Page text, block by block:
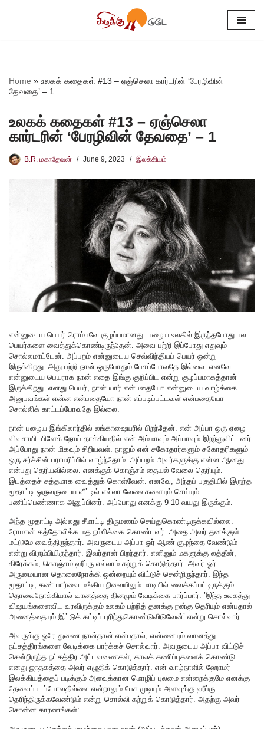
Home » உலகக் கதைகள் #13 – ஏஞ்செலா கார்டரின் ‘பேரழிவின்
தேவதை’ – 1
உலகக் கதைகள் #13 – ஏஞ்செலா
கார்டரின் ‘பேரழிவின் தேவதை’ – 1
B.R. மகாதேவன் June 9, 2023 இலக்கியம்
என்னுடைய பெயர் ரொம்பவே குழப்பமானது. பழைய உலகில் இருந்தபோது பல
பெயர்களை வைத்துக்கொண்டிருந்தேன். அவை பற்றி இப்போது எதுவும்
சொல்லமாட்டேன். அப்பறம் என்னுடைய செவ்விந்தியப் பெயர் ஒன்று
இருக்கிறது. அது பற்றி நான் ஒருபோதும் பேசப்போவதே இல்லை. எனவே
என்னுடைய பெயராக நான் எதை இங்கு குறிப்பிட என்று குழப்பமாகத்தான்
இருக்கிறது. எனது பெயர், நான் யார் என்பதையோ என்னுடைய வாழ்க்கை
அனுபவங்கள் என்ன என்பதையோ நான் எப்படிப்பட்டவள் என்பதையோ
சொல்லிக் காட்டப்போவதே இல்லை.
நான் பழைய இங்கிலாந்தில் லங்காஷையரில் பிறந்தேன். என் அப்பா ஒரு ஏழை
விவசாயி. பிளேக் நோய் தாக்கியதில் என் அம்மாவும் அப்பாவும் இறந்துவிட்டனர்.
அப்போது நான் மிகவும் சிறியவள். நானும் என் சகோதரர்களும் சகோதரிகளும்
ஒரு சர்ச்சின் பராமரிப்பில் வாழ்ந்தோம். அப்பறம் அவர்களுக்கு என்ன ஆனது
என்பது தெரியவில்லை. எனக்குக் கொஞ்சம் தையல் வேலை தெரியும்.
இடத்தைச் சுத்தமாக வைத்துக் கொள்வேன். எனவே, அந்தப் பகுதியில் இருந்த
மூதாட்டி ஒருவருடைய வீட்டில் எல்லா வேலைகளையும் செய்யும்
பணிப்பெண்ணாக அனுப்பினர். அப்போது எனக்கு 9-10 வயது இருக்கும்.
அந்த மூதாட்டி அல்லது சீமாட்டி திருமணம் செய்துகொண்டிருக்கவில்லை.
ரோமான் கத்தோலிக்க மத நம்பிக்கை கொண்டவர். அதை அவர் தனக்குள்
மட்டுமே வைத்திருந்தார். அவருடைய அப்பா ஓர் ஆண் குழந்தை வேண்டும்
என்று விரும்பியிருந்தார். இவர்தான் பிறந்தார். எனினும் மகளுக்கு லத்தீன்,
கிரேக்கம், கொஞ்சம் ஹீப்ரு எல்லாம் கற்றுக் கொடுத்தார். அவர் ஓர்
அருமையான தொலைநோக்கி ஒன்றையும் விட்டுச் சென்றிருந்தார். இந்த
மூதாட்டி, கண் பார்வை மங்கிய நிலையிலும் மாடியில் வைக்கப்பட்டிருக்கும்
தொலைநோக்கியால் வானத்தை தினமும் வேடிக்கை பார்ப்பார். ’இந்த உலகத்து
விஷயங்களைவிட வரவிருக்கும் உலகம் பற்றித் தனக்கு நன்கு தெரியும் என்பதால்
அனைத்தையும் இட்டுக் கட்டிப் புரிந்துகொண்டுவிடுவேன்’ என்று சொல்வார்.
அவருக்கு ஒரே துணை நான்தான் என்பதால், என்னையும் வானத்து
நட்சத்திரங்களை வேடிக்கை பார்க்கச் சொல்வார். அவருடைய அப்பா விட்டுச்
சென்றிருந்த நட்சத்திர அட்டவணைகள், காலக் கணிப்புகளைக் கொண்டு
எனது ஜாதகத்தை அவர் எழுதிக் கொடுத்தார். என் வாழ்நாளில் ஹோமர்
இலக்கியத்தைப் படிக்கும் அளவுக்கான மொழிப் புலமை என்றைக்குமே எனக்கு
தேவைப்படப்போவதில்லை என்றாலும் பேச முடியும் அளவுக்கு ஹீப்ரு
தெரிந்திருக்கவேண்டும் என்று சொல்லி கற்றுக் கொடுத்தார். அதற்கு அவர்
சொன்ன காரணங்கள்: